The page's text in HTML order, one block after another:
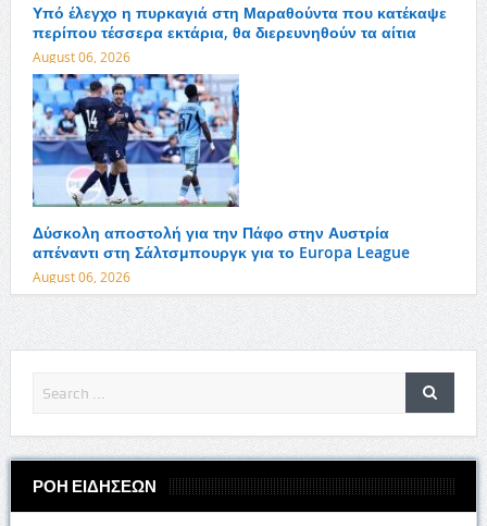
Υπό έλεγχο η πυρκαγιά στη Μαραθούντα που κατέκαψε
περίπου τέσσερα εκτάρια, θα διερευνηθούν τα αίτια
August 06, 2026
Δύσκολη αποστολή για την Πάφο στην Αυστρία
απέναντι στη Σάλτσμπουργκ για το Europa League
August 06, 2026
ΡΟΗ ΕΙΔΗΣΕΩΝ